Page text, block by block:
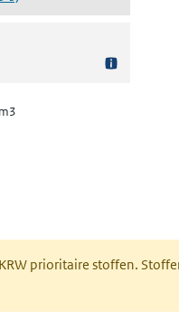
prioritaire stoffen.